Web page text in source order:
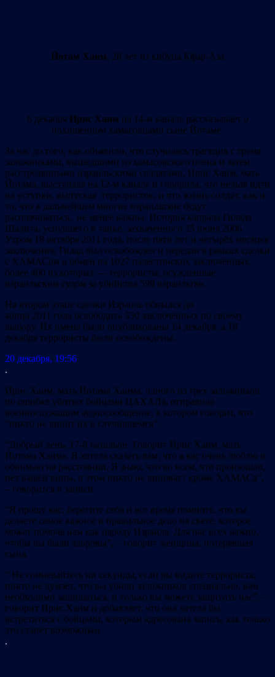
Йотам Хаим, 28 лет из кибуца Кфар-Аза
6 декабря Ирис Хаим на 14-м канале рассказывает о
похищенном хамасовцами сыне Йотаме.
За час до того, как объявили, что случилась трагедия с тремя
заложниками, вышедшими из хамасовского плена и затем
расстрелянными израильскими солдатами, Ирис Хаим, мать
Йотама, выступала на 12-м канале и говорила, что нельзя идти
на уступки, выпуская террористов, и что жизнь солдат, как и
то, что в дальнейшем многие израильтяне будут
расплачиваться, не менее важны. История капрала Гилада
Шалита, уснувшего в танке, захваченного 25 июня 2006.
Утром 18 октября 2011 года, после пяти лет и четырёх месяцев
заключения, Гилад был освобожден и передан в рамках сделки
с ХАМАСом в обмен на 1027 палестинских заключённых,
более 400 из которых — террористы, осуждённые
израильским судом за убийства 599 израильтян.
На втором этапе сделки Израиль обязался до
конца 2011 года освободить 550 заключённых по своему
выбору. Их имена были опубликованы 14 декабря, а 18
декабря террористы были освобождены.
20 декабря, 19:56
.
Ирис Хаим, мать Йотама Хаима, одного из трех заложников
по ошибке убитых бойцами ЦАХАЛа, отправила
военнослужащим аудиосообщение, в котором говорит, что
“никто не винит их в случившемся”.
“Добрый день, 17-й батальон. Говорит Ирис Хаим, мать
Йотама Хаима. Я хотела сказать вам, что я вас очень люблю и
обнимаю на расстоянии. Я знаю, что во всем, что произошло,
нет вашей вины, в этом никто не виноват? кроме ХАМАСа”,
– говорится в записи.
“Я прошу вас, берегите себя и все время помните, что вы
делаете самое важное и правильное дело на свете, которое
может помочь нам как народу Израиля. Для нас всех важно,
чтобы вы были здоровы”, – говорит женщина, потерявшая
сына.
” Не сомневайтесь ни секунды, если вы видите террориста,
никто не думает, что вы убили заложников специально, вам
необходимо защищаться, и только вы можете защитить нас”, –
говорит Ирис Хаим и добавляет, что она хотела бы
встретиться с бойцами, которым адресована запись, как только
это станет возможным.
.